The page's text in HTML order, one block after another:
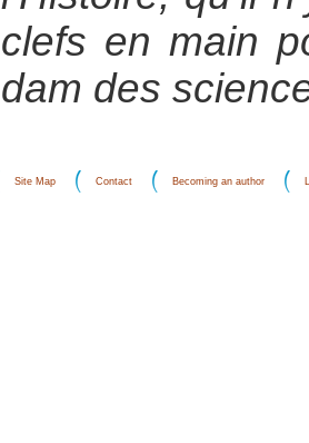
clefs en main
dam des
Site Map Contact Becoming an author